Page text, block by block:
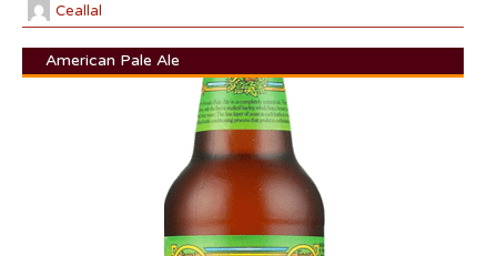
Ceallal
American Pale Ale